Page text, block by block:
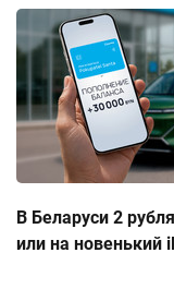
В Беларуси 2
или на новенький